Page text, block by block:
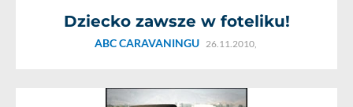
Dziecko zawsze w foteliku!
ABC CARAVANINGU 26.11.2010,